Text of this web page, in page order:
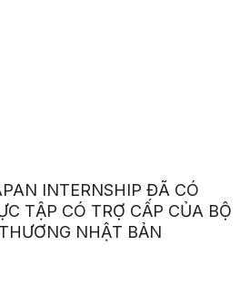
INTERNSHIP ĐÃ CÓ
TẬP CÓ TRỢ CẤP CỦA BỘ
NHẬT BẢN